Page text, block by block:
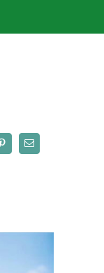
PinterestCorreo
electrónico